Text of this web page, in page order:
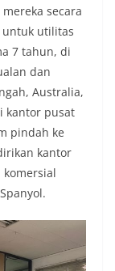
secara
untuk utilitas
7 tahun, di
dan
Australia,
kantor pusat
pindah ke
kantor
komersial